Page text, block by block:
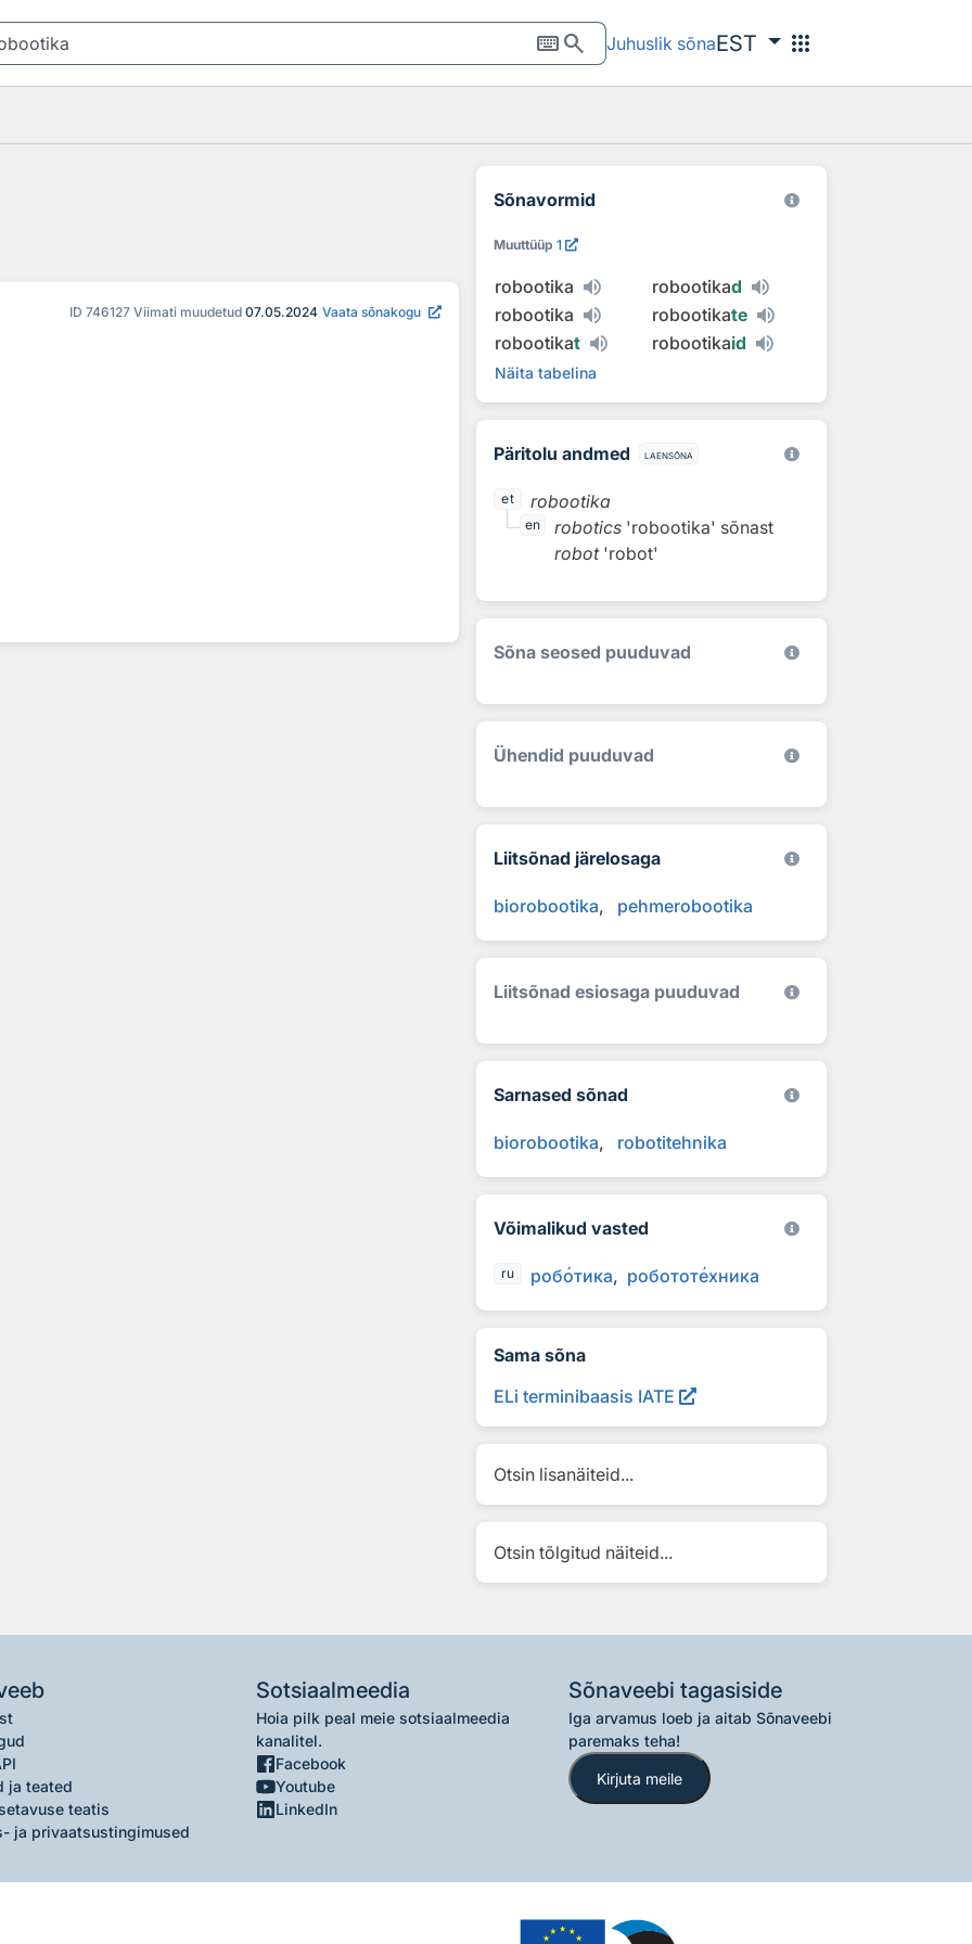
keyboardsearch Juhuslik sõnaEST apps
ID 746127 Viimati muudetud 07.05.2024 Vaata sõnakogu
Sõnavormid
Muuttüüp 1
robootika robootikad
robootika
robootikate
robootikat robootikaid
Näita tabelina
Päritolu andmed laensõna
et robootika
en robotics 'robootika' sõnast
robot'robot'
Sõna seosed puuduvad
Ühendid puuduvad
Liitsõnad järelosaga
biorobootika pehmerobootika
Liitsõnad esiosaga puuduvad
Sarnased sõnad
biorobootika robotitehnika
Võimalikud vasted
ru роботика робототехника
Sama sõna
ELi terminibaasis IATE
Otsin lisanäiteid...
Otsin tõlgitud näiteid...
ja teated
teatis
ja privaatsustingimused
Sotsiaalmeedia
Hoia pilk peal meie sotsiaalmeedia
kanalitel.
Facebook
Youtube
LinkedIn
Sõnaveebi tagasiside
Iga arvamus loeb ja aitab Sõnaveebi
paremaks teha!
Kirjuta meile